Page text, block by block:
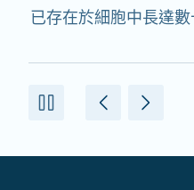
已存在於細胞中長達數